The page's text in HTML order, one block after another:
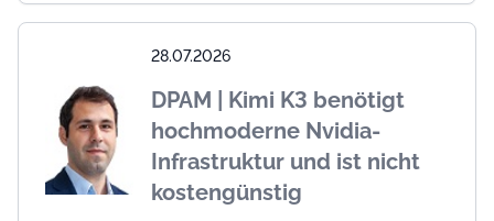
28.07.2026
DPAM | Kimi K3 benötigt
hochmoderne Nvidia-
Infrastruktur und ist nicht
kostengünstig